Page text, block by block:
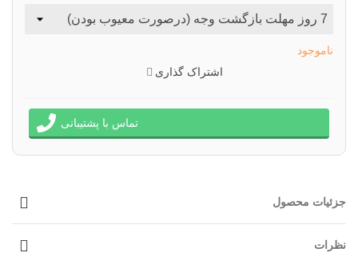
ناموجود
اشتراک گذاری
تماس با پشتیبانی
جزئیات محصول
نظرات